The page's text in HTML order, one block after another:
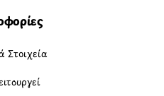
Στοιχεία